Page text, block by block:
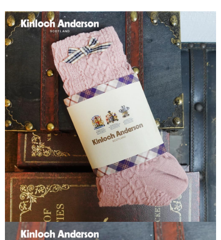
運送方式
付款後全家取貨
每筆NT$60，滿NT$1,000(含以上)免運費
付款後7-11取貨
每筆NT$60，滿NT$1,000(含以上)免運費
宅配
免運費